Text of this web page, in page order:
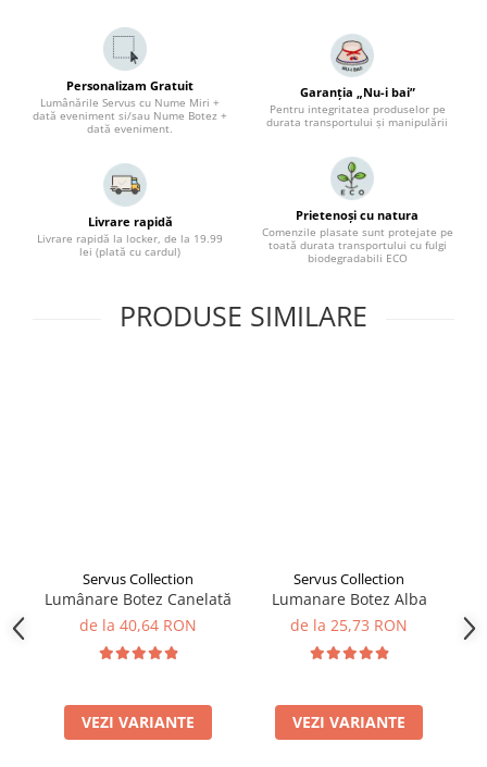
Personalizam Gratuit
Lumânările Servus cu Nume Miri +
dată eveniment si/sau Nume Botez +
dată eveniment.
Garanția „Nu-i bai”
Pentru integritatea produselor pe
durata transportului și manipulării
Livrare rapidă
Livrare rapidă la locker, de la 19.99
lei (plată cu cardul)
Prietenoși cu natura
Comenzile plasate sunt protejate pe
toată durata transportului cu fulgi
biodegradabili ECO
PRODUSE SIMILARE
Servus Collection
Lumânare Botez Canelată
de la 40,64 RON
VEZI VARIANTE
Servus Collection
Lumanare Botez Alba
de la 25,73 RON
VEZI VARIANTE